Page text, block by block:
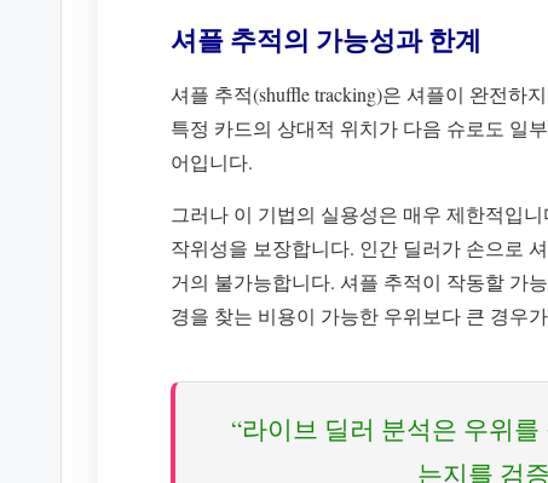
셔플 추적의 가능성과 한계
셔플 추적(shuffle tracking)은 셔플이 완전하
특정 카드의 상대적 위치가 다음 슈로도 일
어입니다.
그러나 이 기법의 실용성은 매우 제한적입
작위성을 보장합니다. 인간 딜러가 손으로
거의 불가능합니다. 셔플 추적이 작동할 가
경을 찾는 비용이 가능한 우위보다 큰 경우
“라이브 딜러 분석은 우위
는지를 검